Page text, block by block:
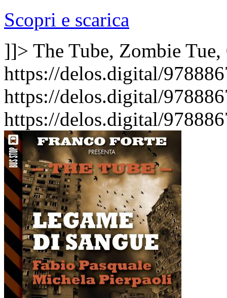
Scopri e scarica
]]> The Tube, Zombie
https://delos.digital/
https://delos.digital/
https://delos.digital/